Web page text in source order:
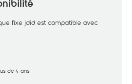
fixe jdid est compatible avec
de 4 ans